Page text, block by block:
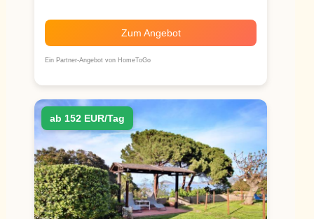
Zum Angebot
Ein Partner-Angebot von HomeToGo
ab 152 EUR/Tag